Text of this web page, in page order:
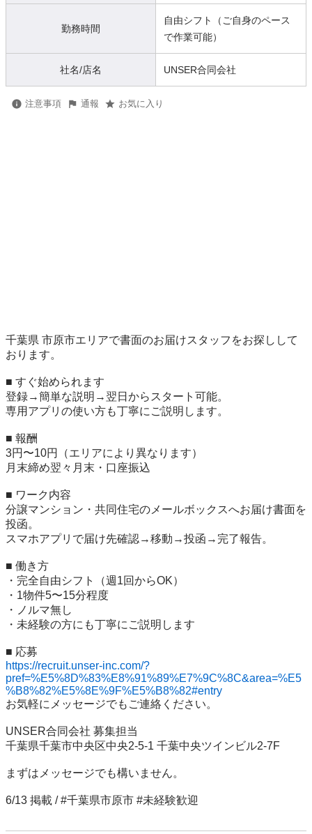
勤務時間
自由シフト（ご自身のペース
で作業可能）
社名/店名 UNSER合同会社
注意事項 通報 お気に入り
千葉県 市原市エリアで書面のお届けスタッフをお探しして
おります。
■ すぐ始められます
登録→簡単な説明→翌日からスタート可能。
専用アプリの使い方も丁寧にご説明します。
■ 報酬
3円〜10円（エリアにより異なります）
月末締め翌々月末・口座振込
■ ワーク内容
分譲マンション・共同住宅のメールボックスへお届け書面を
投函。
スマホアプリで届け先確認→移動→投函→完了報告。
■ 働き方
・完全自由シフト（週1回からOK）
・1物件5〜15分程度
・ノルマ無し
・未経験の方にも丁寧にご説明します
https://recruit.unser-inc.com/?
pref=%E5%8D%83%E8%91%89%E7%9C%8C&area=%E5
%B8%82%E5%8E%9F%E5%B8%82#entry
お気軽にメッセージでもご連絡ください。
UNSER合同会社 募集担当
千葉県千葉市中央区中央2-5-1 千葉中央ツインビル2-7F
まずはメッセージでも構いません。
6/13 掲載 / #千葉県市原市 #未経験歓迎